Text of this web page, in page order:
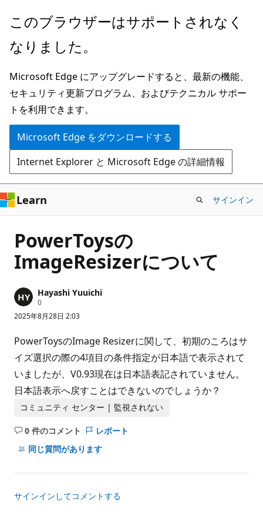
メ
ン
ン
テ
ン
ツ
に
ス
キ
ッ
プ
このブラウザーはサポートされなく
なりました。
Microsoft Edge にアップグレードすると、最新の機能、
セキュリティ更新プログラム、およびテクニカル サポー
トを利用できます。
Microsoft Edge をダウンロードする
Internet Explorer と Microsoft Edge の詳細情報
Learn サインイン
PowerToysの
ImageResizerについて
Hayashi Yuuichi
0評
価
の
イ
ン
ト
2025年8月28日 2:03
PowerToysのImage Resizerに関して、初期のころはサ
イズ選択の際の4項目の条件指定が日本語で表示されて
いましたが、V0.93現在は日本語表記されていません。
日本語表示へ戻すことはできないのでしょうか？
コミュニティ センター | 監視されない
0 件のコメント
コ
メ
ト
あ
レポート
同じ質問があります
サインインしてコメントする